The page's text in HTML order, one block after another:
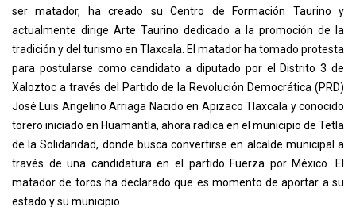
ser matador, ha creado su Centro de Formación Taurino y
actualmente dirige Arte Taurino dedicado a la promoción de la
tradición y del turismo en Tlaxcala. El matador ha tomado protesta
para postularse como candidato a diputado por el Distrito 3 de
Xaloztoc a través del Partido de la Revolución Democrática (PRD)
José Luis Angelino Arriaga Nacido en Apizaco Tlaxcala y conocido
torero iniciado en Huamantla, ahora radica en el municipio de Tetla
de la Solidaridad, donde busca convertirse en alcalde municipal a
través de una candidatura en el partido Fuerza por México. El
matador de toros ha declarado que es momento de aportar a su
estado y su municipio.